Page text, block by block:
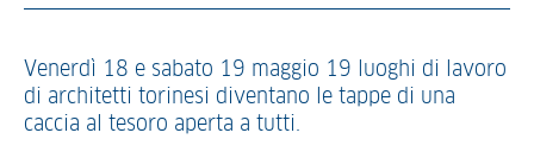
Venerdì 18 e sabato 19 maggio 19 luoghi di lavoro
di architetti torinesi diventano le tappe di una
caccia al tesoro aperta a tutti.